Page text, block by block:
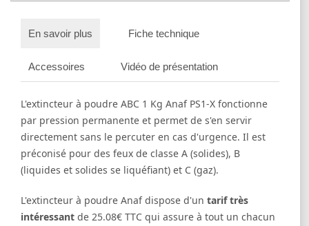
En savoir plus Fiche technique
Accessoires Vidéo de présentation
L'extincteur à poudre ABC 1 Kg Anaf PS1-X fonctionne
par pression permanente et permet de s'en servir
directement sans le percuter en cas d'urgence. Il est
préconisé pour des feux de classe A (solides), B
(liquides et solides se liquéfiant) et C (gaz).
L'extincteur à poudre Anaf dispose d'un tarif très
intéressant de 25.08€ TTC qui assure à tout un chacun